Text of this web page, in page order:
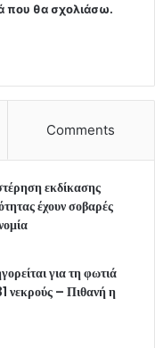
που θα σχολιάσω.
Comments
εκδίκασης
έχουν σοβαρές
για τη φωτιά
νεκρούς – Πιθανή η